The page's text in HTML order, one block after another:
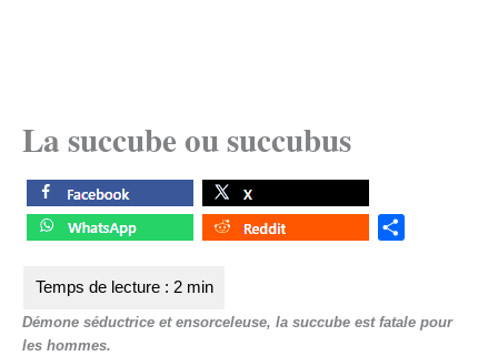
La succube ou succubus
e
Démone séductrice et ensorceleuse, la succube est fatale pour
les hommes.